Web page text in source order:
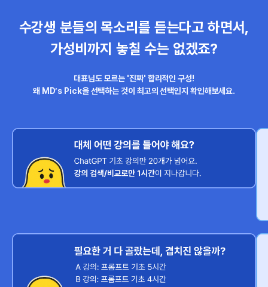
수강생 분들의 목소리를 듣는다고 하면서,
가성비까지 놓칠 수는 없겠죠?
대표님도 모르는 '진짜' 합리적인 구성!
왜 MD’s Pick을 선택하는 것이 최고의 선택인지 확인해보세요.